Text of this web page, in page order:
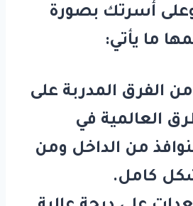
أسرتك بصورة
ما يأتي:
الفرق المدربة على
العالمية في
من الداخل ومن
كامل.